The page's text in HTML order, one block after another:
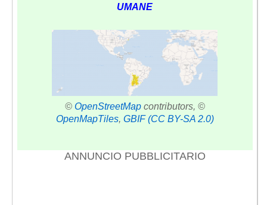
UMANE
© OpenStreetMapcontributors, ©
OpenMapTiles, GBIF (CC BY-SA 2.0)
ANNUNCIO PUBBLICITARIO